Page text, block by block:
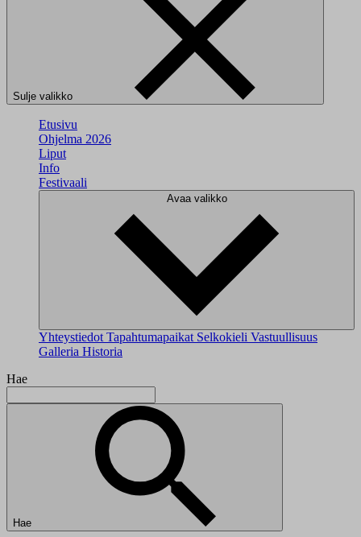
Sulje valikko
Etusivu
Ohjelma 2026
Liput
Info
Festivaali
Avaa valikko
Yhteystiedot Tapahtumapaikat Selkokieli Vastuullisuus
Galleria Historia
Hae
Hae